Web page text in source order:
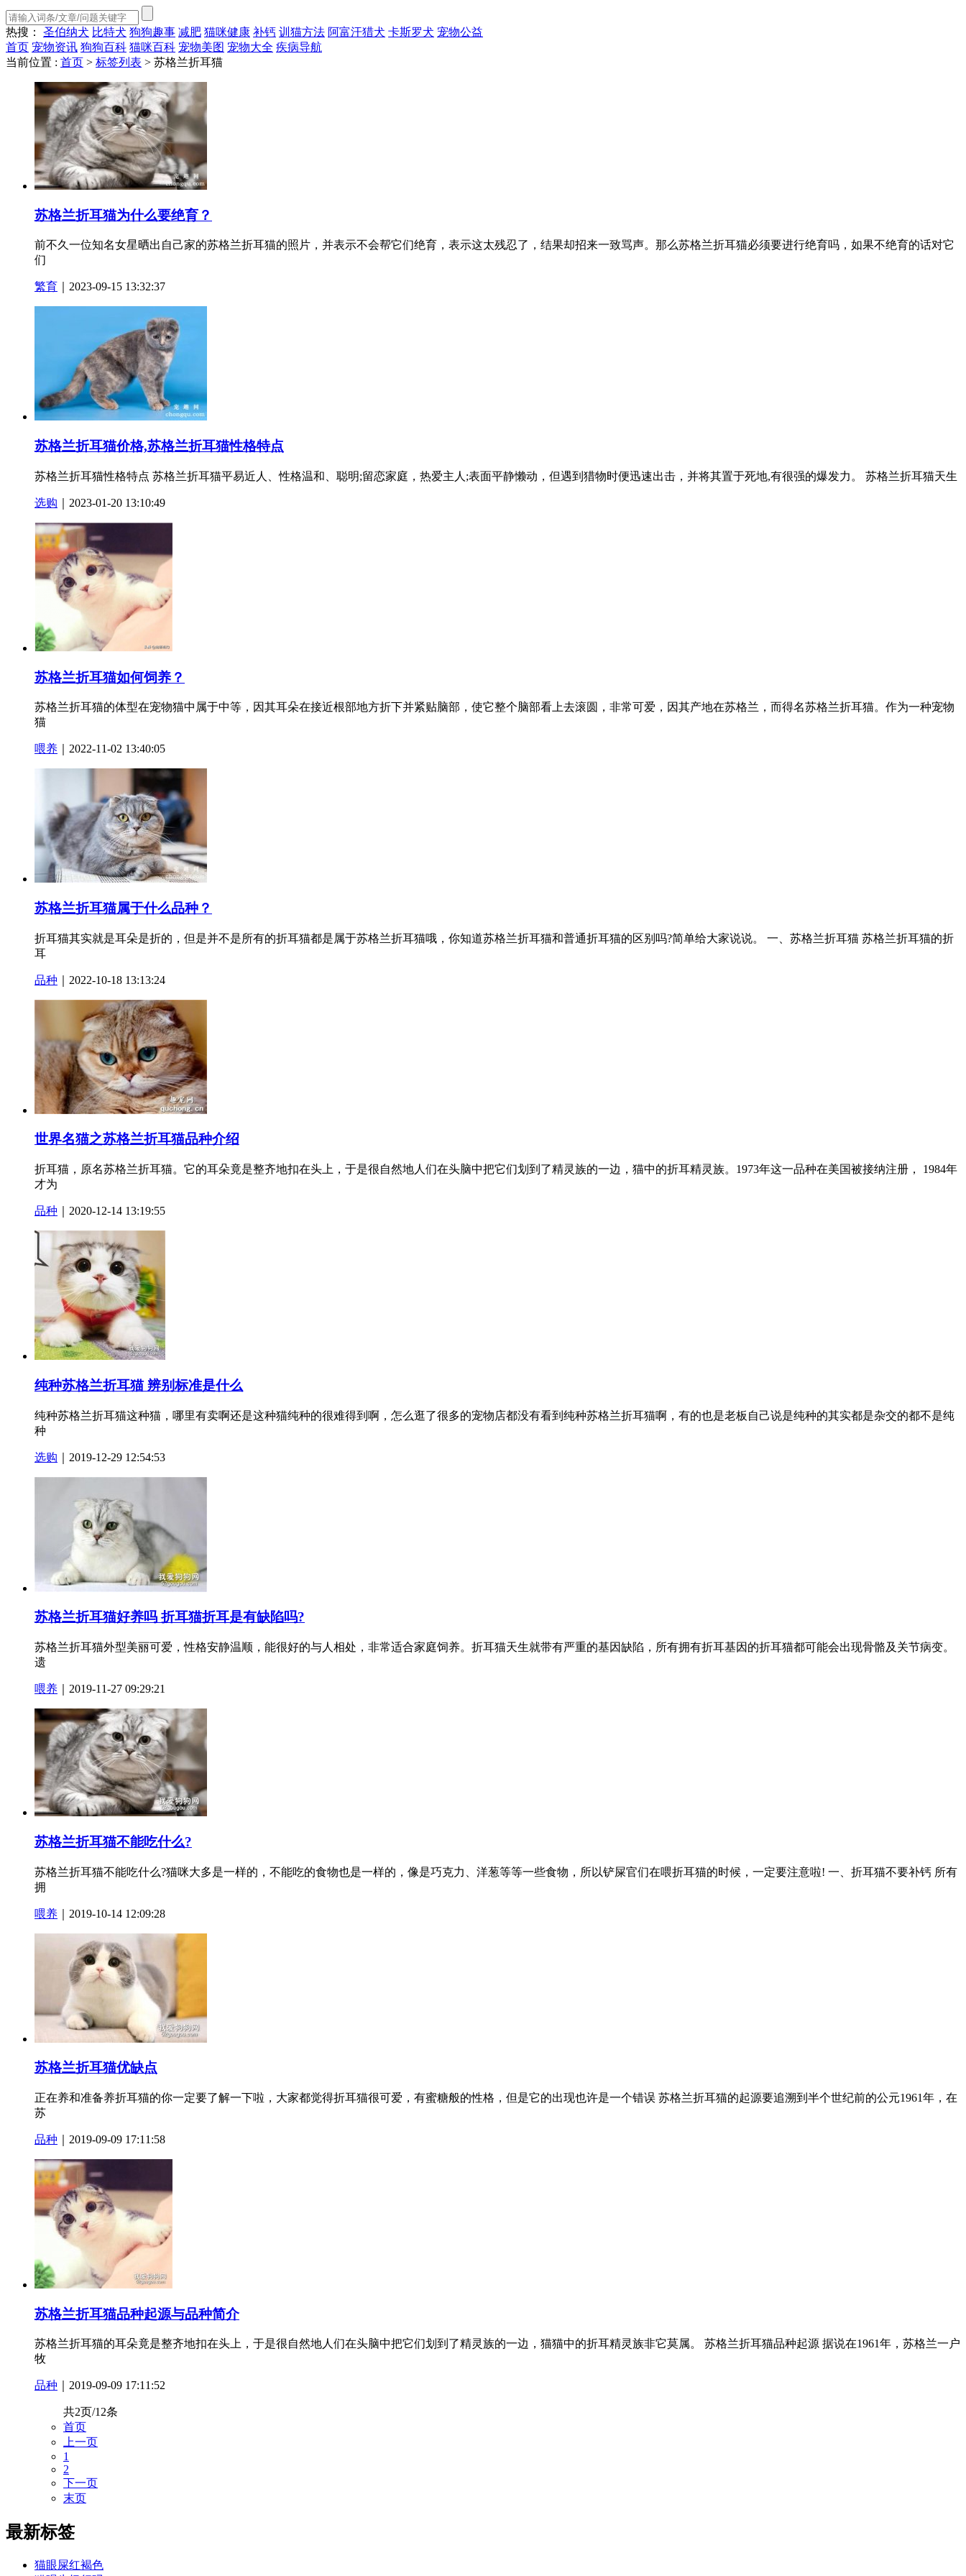
热搜： 圣伯纳犬 比特犬 狗狗趣事 减肥 猫咪健康 补钙 训猫方法 阿富汗猎犬 卡斯罗犬 宠物公益
首页 宠物资讯 狗狗百科 猫咪百科 宠物美图 宠物大全 疾病导航
当前位置 : 首页 > 标签列表 > 苏格兰折耳猫
苏格兰折耳猫为什么要绝育？
前不久一位知名女星晒出自己家的苏格兰折耳猫的照片，并表示不会帮它们绝育，表示这太残忍了，结果却招来一致骂声。那么苏格兰折耳猫必须要进行绝育吗，如果不绝育的话对它
们
繁育 ｜2023-09-15 13:32:37
苏格兰折耳猫价格,苏格兰折耳猫性格特点
苏格兰折耳猫性格特点 苏格兰折耳猫平易近人、性格温和、聪明;留恋家庭，热爱主人;表面平静懒动，但遇到猎物时便迅速出击，并将其置于死地,有很强的爆发力。 苏格兰折耳猫天生
选购 ｜2023-01-20 13:10:49
苏格兰折耳猫如何饲养？
苏格兰折耳猫的体型在宠物猫中属于中等，因其耳朵在接近根部地方折下并紧贴脑部，使它整个脑部看上去滚圆，非常可爱，因其产地在苏格兰，而得名苏格兰折耳猫。作为一种宠物
猫
喂养 ｜2022-11-02 13:40:05
苏格兰折耳猫属于什么品种？
折耳猫其实就是耳朵是折的，但是并不是所有的折耳猫都是属于苏格兰折耳猫哦，你知道苏格兰折耳猫和普通折耳猫的区别吗?简单给大家说说。 一、苏格兰折耳猫 苏格兰折耳猫的折
耳
品种 ｜2022-10-18 13:13:24
世界名猫之苏格兰折耳猫品种介绍
折耳猫，原名苏格兰折耳猫。它的耳朵竟是整齐地扣在头上，于是很自然地人们在头脑中把它们划到了精灵族的一边，猫中的折耳精灵族。1973年这一品种在美国被接纳注册， 1984年
才为
品种 ｜2020-12-14 13:19:55
纯种苏格兰折耳猫 辨别标准是什么
纯种苏格兰折耳猫这种猫，哪里有卖啊还是这种猫纯种的很难得到啊，怎么逛了很多的宠物店都没有看到纯种苏格兰折耳猫啊，有的也是老板自己说是纯种的其实都是杂交的都不是纯
种
选购 ｜2019-12-29 12:54:53
苏格兰折耳猫好养吗 折耳猫折耳是有缺陷吗?
苏格兰折耳猫外型美丽可爱，性格安静温顺，能很好的与人相处，非常适合家庭饲养。折耳猫天生就带有严重的基因缺陷，所有拥有折耳基因的折耳猫都可能会出现骨骼及关节病变。
遗
喂养 ｜2019-11-27 09:29:21
苏格兰折耳猫不能吃什么?
苏格兰折耳猫不能吃什么?猫咪大多是一样的，不能吃的食物也是一样的，像是巧克力、洋葱等等一些食物，所以铲屎官们在喂折耳猫的时候，一定要注意啦! 一、折耳猫不要补钙 所有
拥
喂养 ｜2019-10-14 12:09:28
苏格兰折耳猫优缺点
正在养和准备养折耳猫的你一定要了解一下啦，大家都觉得折耳猫很可爱，有蜜糖般的性格，但是它的出现也许是一个错误 苏格兰折耳猫的起源要追溯到半个世纪前的公元1961年，在
苏
品种 ｜2019-09-09 17:11:58
苏格兰折耳猫品种起源与品种简介
苏格兰折耳猫的耳朵竟是整齐地扣在头上，于是很自然地人们在头脑中把它们划到了精灵族的一边，猫猫中的折耳精灵族非它莫属。 苏格兰折耳猫品种起源 据说在1961年，苏格兰一户
牧
品种 ｜2019-09-09 17:11:52
共2页/12条
首页
上一页
1
2
下一页
末页
最新标签
猫眼屎红褐色